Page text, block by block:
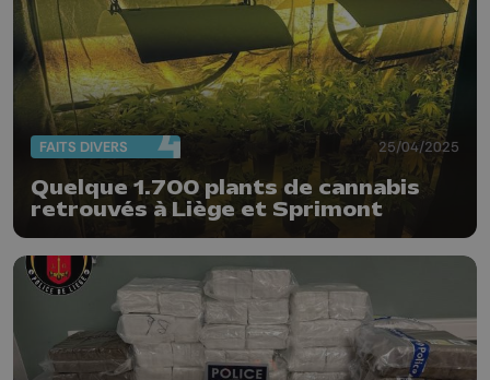
FAITS DIVERS 25/04/2025
Quelque 1.700 plants de cannabis
retrouvés à Liège et Sprimont